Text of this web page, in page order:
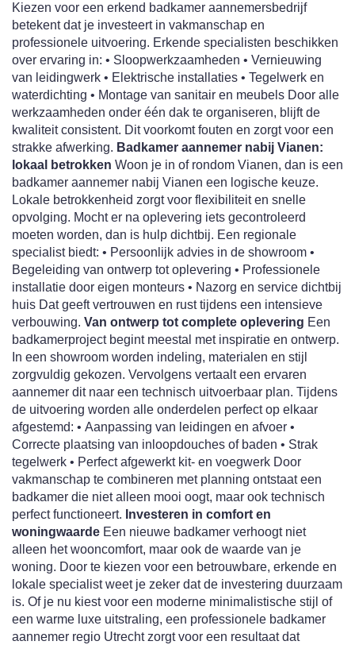
Kiezen voor een erkend badkamer aannemersbedrijf
betekent dat je investeert in vakmanschap en
professionele uitvoering. Erkende specialisten beschikken
over ervaring in: • Sloopwerkzaamheden • Vernieuwing
van leidingwerk • Elektrische installaties • Tegelwerk en
waterdichting • Montage van sanitair en meubels Door alle
werkzaamheden onder één dak te organiseren, blijft de
kwaliteit consistent. Dit voorkomt fouten en zorgt voor een
strakke afwerking. Badkamer aannemer nabij Vianen:
lokaal betrokken
badkamer aannemer nabij Vianen een logische keuze.
Lokale betrokkenheid zorgt voor flexibiliteit en snelle
opvolging. Mocht er na oplevering iets gecontroleerd
moeten worden, dan is hulp dichtbij. Een regionale
specialist biedt: • Persoonlijk advies in de showroom •
Begeleiding van ontwerp tot oplevering • Professionele
installatie door eigen monteurs • Nazorg en service dichtbij
huis Dat geeft vertrouwen en rust tijdens een intensieve
verbouwing. Van ontwerp tot complete oplevering
badkamerproject begint meestal met inspiratie en ontwerp.
In een showroom worden indeling, materialen en stijl
zorgvuldig gekozen. Vervolgens vertaalt een ervaren
aannemer dit naar een technisch uitvoerbaar plan. Tijdens
de uitvoering worden alle onderdelen perfect op elkaar
afgestemd: • Aanpassing van leidingen en afvoer •
Correcte plaatsing van inloopdouches of baden • Strak
tegelwerk • Perfect afgewerkt kit- en voegwerk Door
vakmanschap te combineren met planning ontstaat een
badkamer die niet alleen mooi oogt, maar ook technisch
perfect functioneert. Investeren in comfort en
woningwaarde
alleen het wooncomfort, maar ook de waarde van je
woning. Door te kiezen voor een betrouwbare, erkende en
lokale specialist weet je zeker dat de investering duurzaam
is. Of je nu kiest voor een moderne minimalistische stijl of
een warme luxe uitstraling, een professionele badkamer
aannemer regio Utrecht zorgt voor een resultaat dat